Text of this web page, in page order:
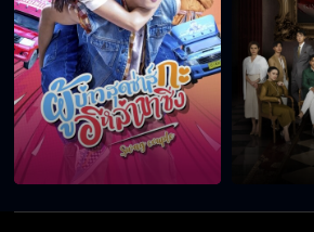
อยากได้ลูกค้า ต้องจัด
เชื่อใจเราได้ไหม